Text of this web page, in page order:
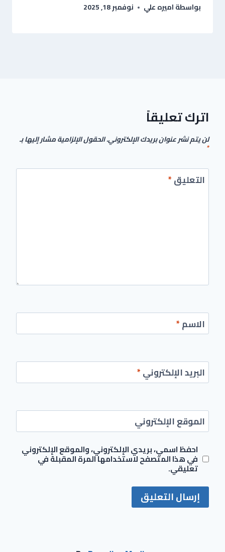
بواسطةاميره علي نوفمبر 18, 2025
اترك تعليقاً
لن يتم نشر عنوان بريدك الإلكتروني.الحقول الإلزامية مشار إليها بـ
*
التعليق*
الاسم*
البريد الإلكتروني*
الموقع الإلكتروني
احفظ اسمي، بريدي الإلكتروني، والموقع الإلكتروني
في هذا المتصفح لاستخدامها المرة المقبلة في
تعليقي.